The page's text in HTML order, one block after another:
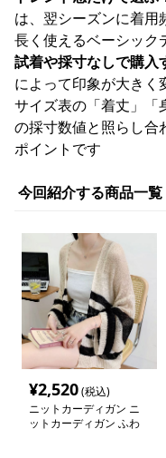
は、翌シーズンに着用
長く使えるベーシック
試着や採寸なしで購入
によって印象が大きく
サイズ表の「着丈」「
の採寸数値と照らし合
ポイントです
今回紹介する商品一覧
¥2,520(税込)
ニットカーディガン ニ
ットカーディガン ふわ